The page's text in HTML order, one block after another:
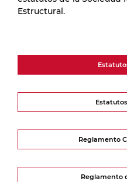
Estructural.
Reglamento
Reglamento